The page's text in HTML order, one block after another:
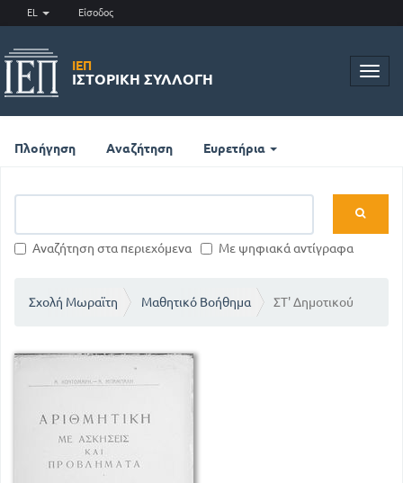
EL Είσοδος
ΙΕΠ
ΙΣΤΟΡΙΚΉ ΣΥΛΛΟΓΉ
Πλοήγηση Αναζήτηση Ευρετήρια
Αναζήτηση στα περιεχόμενα Με ψηφιακά αντίγραφα
Σχολή Μωραϊτη Μαθητικό Βοήθημα ΣΤ' Δημοτικού